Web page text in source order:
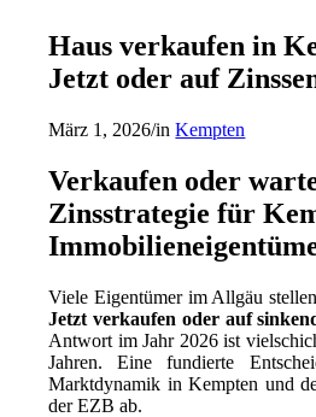
Haus verkaufen in
Jetzt oder auf
März 1, 2026/inKempten
Verkaufen oder
Zinsstrategie für
Viele Eigentümer im Allgäu
Jetzt verkaufen oder auf
Antwort im Jahr 2026 ist
Jahren. Eine fundierte
Marktdynamik in Kempten und
der EZB ab.